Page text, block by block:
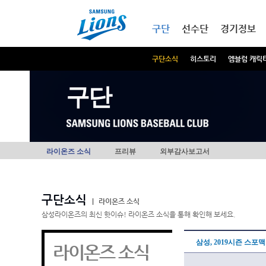
구단
구단소식 히스토리 엠블럼 캐릭
선수단 경기정보
구단
라이온즈 소식 프리뷰 외부감사보고서
구단소식
라이온즈 소식
삼성라이온즈의 최신 핫이슈! 라이온즈 소식을 통해 확인해 보세요.
라이온즈 소식 삼성, 2019시즌 스포